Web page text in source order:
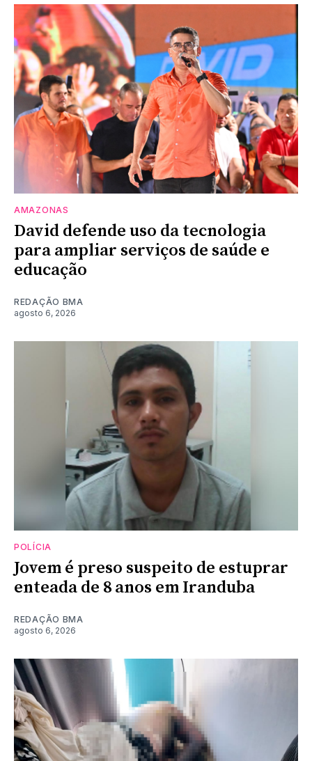
AMAZONAS
David defende uso da tecnologia
para ampliar serviços de saúde e
educação
REDAÇÃO BMA
agosto 6, 2026
POLÍCIA
Jovem é preso suspeito de estuprar
enteada de 8 anos em Iranduba
REDAÇÃO BMA
agosto 6, 2026